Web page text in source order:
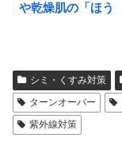
や乾燥肌の「ほう
シミ・くすみ対策
ターンオーバー
紫外線対策